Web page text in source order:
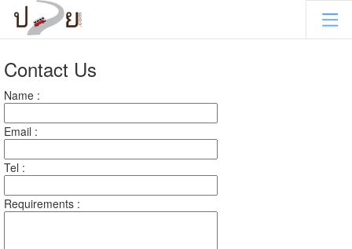
Contact Us
Name :
Email :
Tel :
Requirements :